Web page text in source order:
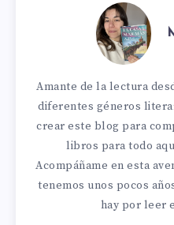
Amante de la lectura
diferentes géneros
crear este blog para
libros para todo
Acompáñame en esta
tenemos unos pocos
hay por leer